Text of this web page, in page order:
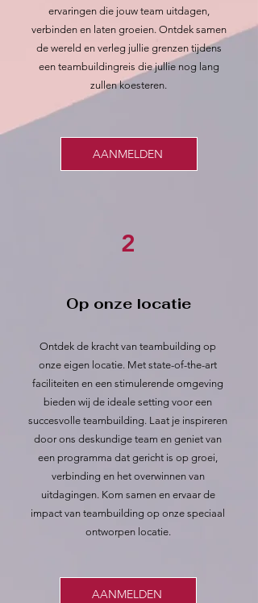
ervaringen die jouw team uitdagen,
verbinden en laten groeien. Ontdek samen
de wereld en verleg jullie grenzen tijdens
een teambuildingreis die jullie nog lang
zullen koesteren.
AANMELDEN
2
Op onze locatie
Ontdek de kracht van teambuilding op
onze eigen locatie. Met state-of-the-art
faciliteiten en een stimulerende omgeving
bieden wij de ideale setting voor een
succesvolle teambuilding. Laat je inspireren
door ons deskundige team en geniet van
een programma dat gericht is op groei,
verbinding en het overwinnen van
uitdagingen. Kom samen en ervaar de
impact van teambuilding op onze speciaal
ontworpen locatie.
AANMELDEN